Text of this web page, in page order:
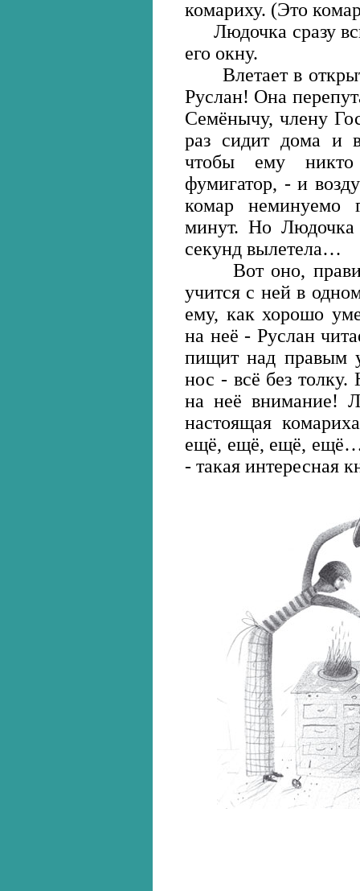
комариху. (Это
Людочка сразу
его окну.
Влетает в
Руслан! Она
Семёнычу, члену
раз сидит дома и
чтобы ему
фумигатор, - и
комар неминуемо
минут. Но Людочка
секунд вылетела…
Вот оно,
учится с ней в
ему, как хорошо
на неё - Руслан
пищит над правым
нос - всё без толку.
на неё внимание!
настоящая
ещё, ещё, ещё, ещё…
- такая интересная